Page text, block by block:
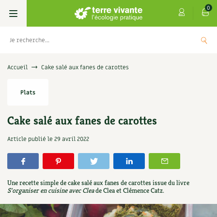
0
Livres
Permaculture, Jardin bio
Verger, arbres
Petit élevage
Aménagement jardin
Les 4 saisons
Se réabonner
Offrir un abonnement
Les numéros
4 saisons
Boutique
Graines, semences
Potagères
Aromatiques
Florales
Cartes cadeau
Centre Terre vivante
Découvrir le Centre
Visiter en famille, entre amis
Infos & conseils
Jardin bio
Parole libre
Accueil Cake salé aux fanes de carottes
Plats
Cake salé aux fanes de carottes
Article publié le 29 avril 2022
Une recette simple de cake salé aux fanes de carottes issue du livre
S'organiser en cuisine avec Cleade Clea et Clémence Catz.
5,00€